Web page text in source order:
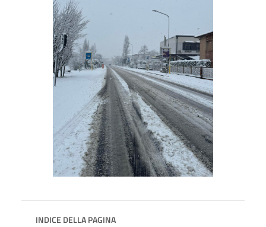
INDICE DELLA PAGINA